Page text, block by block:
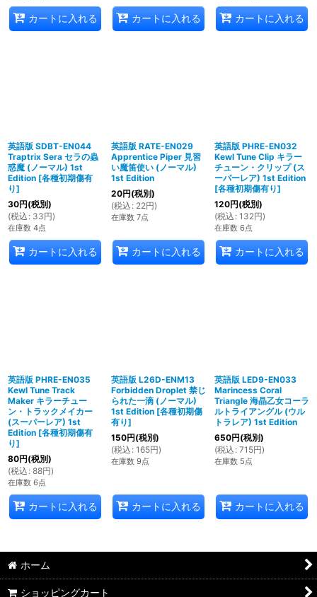
カートに入れる カートに入れる カートに入れる
英語版 SDBT-EN044
Traptrix Sera セラの蟲
惑魔 (ノーマル) 1st
Edition [各種初期傷有
り]
30円(税別)
(税込 : 33円)
在庫数 4点
カートに入れる
英語版 RATE-EN029
Apprentice Piper 見習
い魔笛使い (ノーマル)
1st Edition
20円(税別)
(税込 : 22円)
在庫数 7点
カートに入れる
英語版 PHRE-EN032
Kewl Tune Clip キラー
チューン・クリップ (ス
ーパーレア) 1st Edition
[各種初期傷有り]
120円(税別)
(税込 : 132円)
在庫数 6点
カートに入れる
英語版 PHRE-EN035
Kewl Tune Track
Maker キラーチュー
ン・トラックメイカー
(スーパーレア) 1st
Edition [各種初期傷有
り]
80円(税別)
(税込 : 88円)
在庫数 6点
カートに入れる
英語版 L26D-ENM13
Forbidden Droplet 禁じ
られた一滴 (ノーマル)
1st Edition [各種初期傷
有り]
150円(税別)
(税込 : 165円)
在庫数 9点
カートに入れる
英語版 LED9-EN033
Marincess Coral
Triangle 海晶乙女コーラ
ルトライアングル (ウル
トラレア) 1st Edition
650円(税別)
(税込 : 715円)
在庫数 5点
カートに入れる
ホーム
ショッピングカート